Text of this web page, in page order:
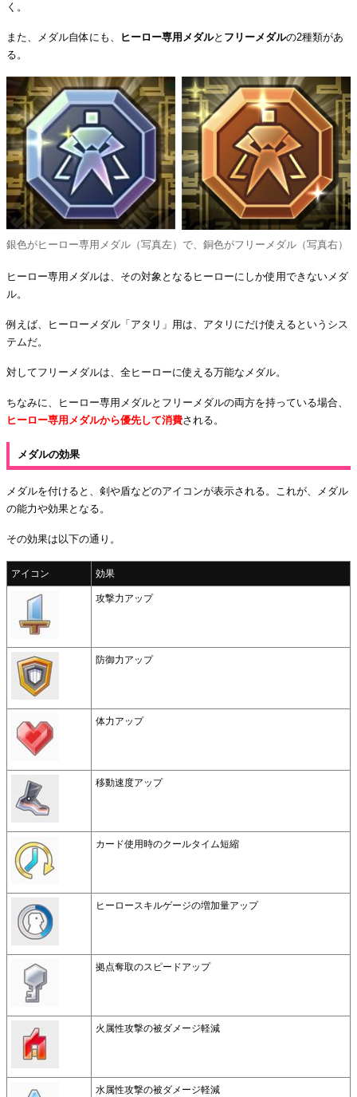
く。
また、メダル自体にも、 ヒーロー専用メダルと フリーメダルの2種類があ
る。
銀色がヒーロー専用メダル（写真左）で、銅色がフリーメダル（写真右）
ヒーロー専用メダルは、その対象となるヒーローにしか使用できないメダ
ル。
例えば、ヒーローメダル「アタリ」用は、アタリにだけ使えるというシス
テムだ。
対してフリーメダルは、全ヒーローに使える万能なメダル。
ちなみに、ヒーロー専用メダルとフリーメダルの両方を持っている場合、
ヒーロー専用メダルから優先して消費される。
メダルの効果
メダルを付けると、剣や盾などのアイコンが表示される。これが、メダル
の能力や効果となる。
その効果は以下の通り。
アイコン 効果
攻撃力アップ
防御力アップ
体力アップ
移動速度アップ
カード使用時のクールタイム短縮
ヒーロースキルゲージの増加量アップ
拠点奪取のスピードアップ
火属性攻撃の被ダメージ軽減
水属性攻撃の被ダメージ軽減